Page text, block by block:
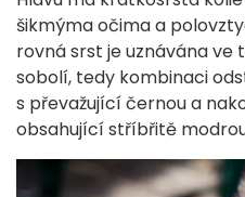
šikmýma očima a
rovná srst je uznávána
sobolí, tedy kombinaci
s převažující černou a
obsahující stříbřitě